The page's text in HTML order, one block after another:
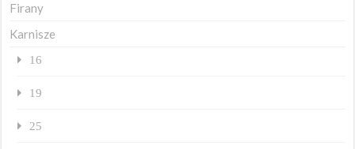
Firany
Karnisze
16
19
25